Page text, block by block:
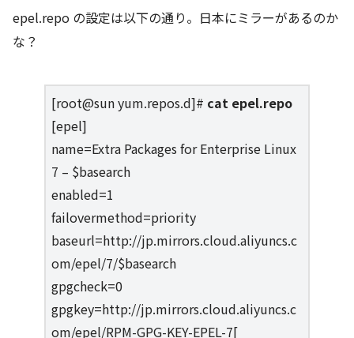
epel.repo の設定は以下の通り。日本にミラーがあるのか
な？
[root@sun yum.repos.d]# cat epel.repo
[epel]
name=Extra Packages for Enterprise Linux
7 – $basearch
enabled=1
failovermethod=priority
baseurl=http://jp.mirrors.cloud.aliyuncs.c
om/epel/7/$basearch
gpgcheck=0
gpgkey=http://jp.mirrors.cloud.aliyuncs.c
om/epel/RPM-GPG-KEY-EPEL-7[